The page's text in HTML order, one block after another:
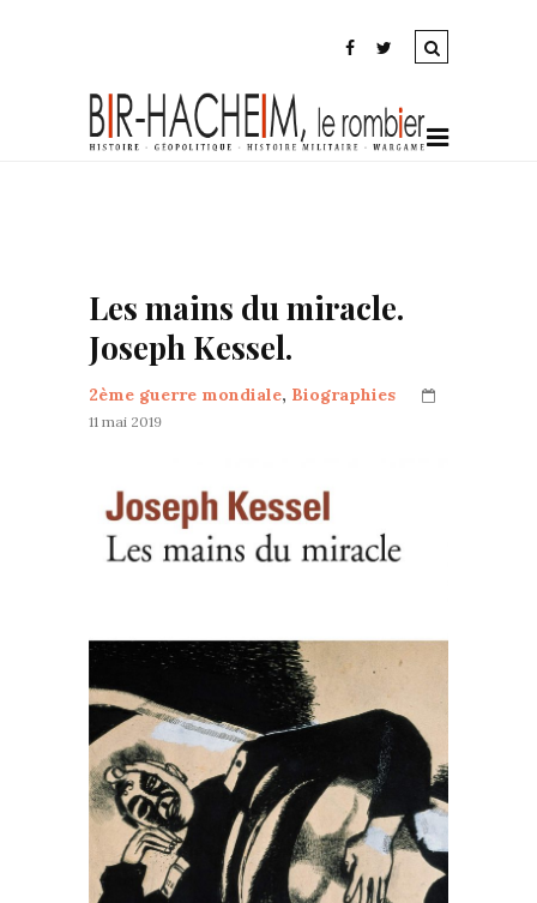
Les mains du miracle.
Joseph Kessel.
2ème guerre mondiale, Biographies
11 mai 2019